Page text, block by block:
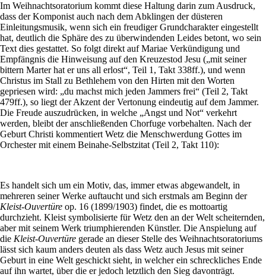
Im Weihnachtsoratorium kommt diese Haltung darin zum Ausdruck,
dass der Komponist auch nach dem Abklingen der düsteren
Einleitungsmusik, wenn sich ein freudiger Grundcharakter eingestellt
hat, deutlich die Sphäre des zu überwindenden Leides betont, wo sein
Text dies gestattet. So folgt direkt auf Mariae Verkündigung und
Empfängnis die Hinweisung auf den Kreuzestod Jesu („mit seiner
bittern Marter hat er uns all erlost“, Teil 1, Takt 338ff.), und wenn
Christus im Stall zu Bethlehem von den Hirten mit den Worten
gepriesen wird: „du machst mich jeden Jammers frei“ (Teil 2, Takt
479ff.), so liegt der Akzent der Vertonung eindeutig auf dem Jammer.
Die Freude auszudrücken, in welche „Angst und Not“ verkehrt
werden, bleibt der anschließenden Chorfuge vorbehalten. Nach der
Geburt Christi kommentiert Wetz die Menschwerdung Gottes im
Orchester mit einem Beinahe-Selbstzitat (Teil 2, Takt 110):
Es handelt sich um ein Motiv, das, immer etwas abgewandelt, in
mehreren seiner Werke auftaucht und sich erstmals am Beginn der
Kleist-Ouvertüre op. 16 (1899/1903) findet, die es mottoartig
durchzieht. Kleist symbolisierte für Wetz den an der Welt scheiternden,
aber mit seinem Werk triumphierenden Künstler. Die Anspielung auf
die Kleist-Ouvertüre gerade an dieser Stelle des Weihnachtsoratoriums
lässt sich kaum anders deuten als dass Wetz auch Jesus mit seiner
Geburt in eine Welt geschickt sieht, in welcher ein schreckliches Ende
auf ihn wartet, über die er jedoch letztlich den Sieg davonträgt.